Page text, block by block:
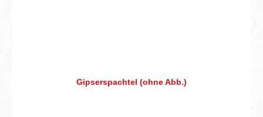
Gipserspachtel (ohne Abb.)